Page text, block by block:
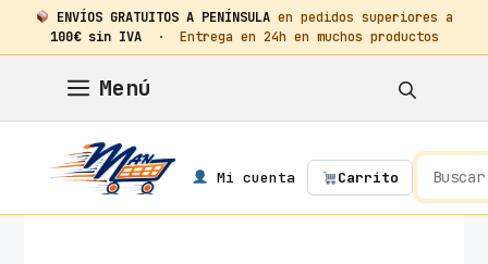
ENVÍOS GRATUITOS A PENÍNSULA en pedidos superiores a
100€ sin IVA· Entrega en 24h en muchos productos
contenido
Menú
Mi cuenta Carrito